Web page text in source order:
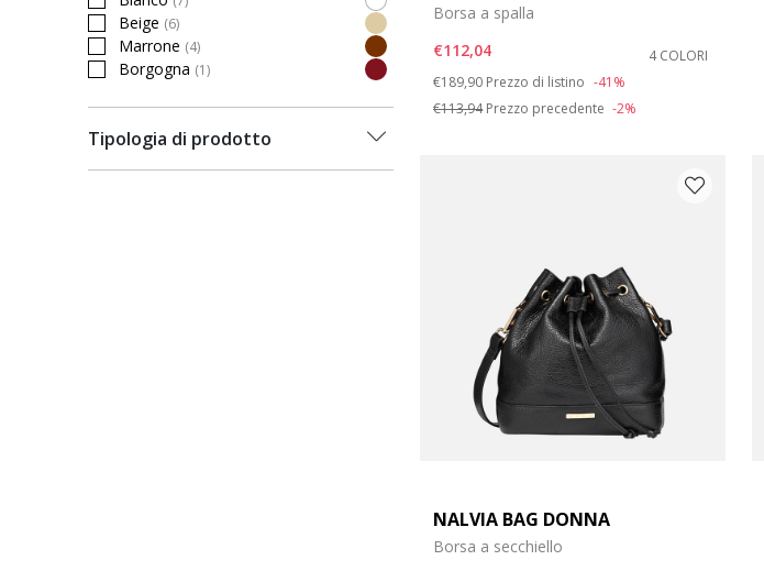
Filtra per Colore: Bianco
Beige (6)
Filtra per Colore: Beige
Marrone (4)
Filtra per Colore: Marrone
Borgogna (1)
Filtra per Colore: Borgogna
Tipologia di prodotto
Borsa a spalla
€112,04
4 COLORI
Price reduced from
€189,90 to
Prezzo di listino -41%
€113,94Prezzo precedente -2%
NALVIA BAG DONNA
Borsa a secchiello